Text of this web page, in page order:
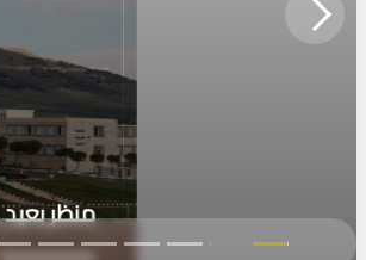
السكن الجامعي
Next